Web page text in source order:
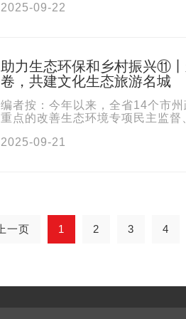
2025-09-22
助力生态环保和乡村振兴⑪
卷，共建文化生态旅游名城
编者按：今年以来，全省14个市
重点的改善生态环境专项民主监
2025-09-21
上一页 1 2 3 4